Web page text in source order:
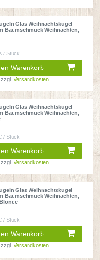
Glas Weihnachtskugel
Baumschmuck Weihnachten,
/ Stück
Warenkorb
zzgl.Versandkosten
Glas Weihnachtskugel
Baumschmuck Weihnachten,
/ Stück
Warenkorb
zzgl.Versandkosten
Glas Weihnachtskugel
Baumschmuck Weihnachten,
/ Stück
Warenkorb
zzgl.Versandkosten